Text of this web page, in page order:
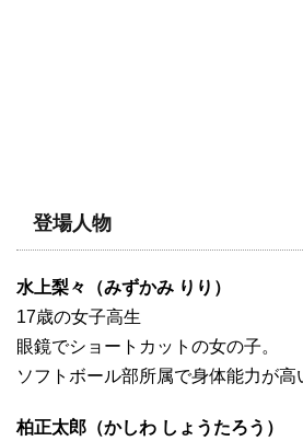
登場人物
水上梨々（みずかみ りり）
17歳の女子高生
眼鏡でショートカットの女の子。
ソフトボール部所属で身体能力が高
柏正太郎（かしわ しょうたろう）